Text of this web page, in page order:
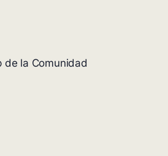
de la Comunidad